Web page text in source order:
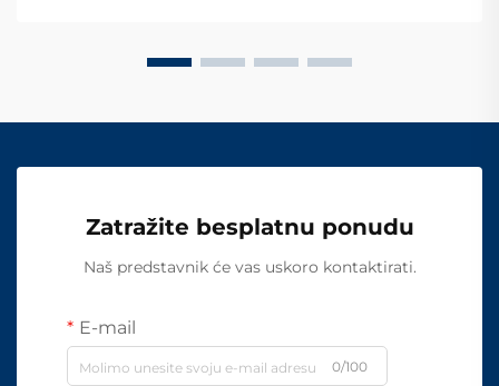
Zatražite besplatnu ponudu
Naš predstavnik će vas uskoro kontaktirati.
E-mail
0/100